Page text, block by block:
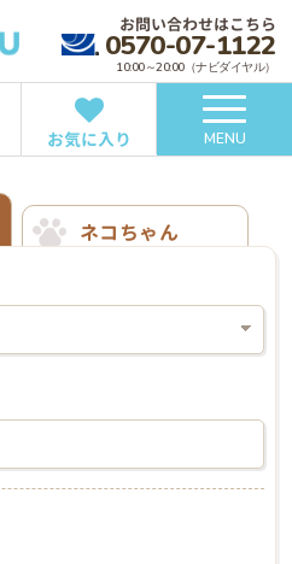
お問い合わせはこちら
0570-07-1122
10:00～20:00（ナビダイヤル）
お気に入り MENU
ネコちゃん